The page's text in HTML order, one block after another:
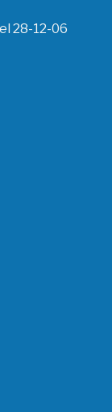
28-12-06